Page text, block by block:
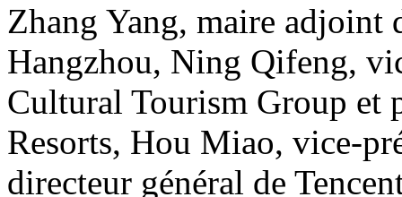
Zhang Yang, maire adjoint
Hangzhou, Ning Qifeng,
Cultural Tourism Group et
Resorts, Hou Miao, vice-
directeur général de